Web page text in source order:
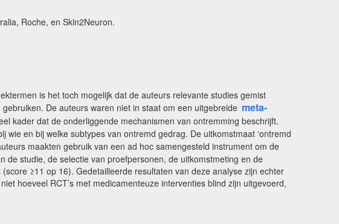
Roche, en Skin2Neuron.
is het toch mogelijk dat de auteurs relevante studies gemist
De auteurs waren niet in staat om een uitgebreide meta-
kader dat de onderliggende mechanismen van ontremming beschrijft.
en bij welke subtypes van ontremd gedrag. De uitkomstmaat ‘ontremd
maakten gebruik van een ad hoc samengesteld instrument om de
de studie, de selectie van proefpersonen, de uitkomstmeting en de
≥11 op 16). Gedetailleerde resultaten van deze analyse zijn echter
hoeveel RCT’s met medicamenteuze interventies blind zijn uitgevoerd,